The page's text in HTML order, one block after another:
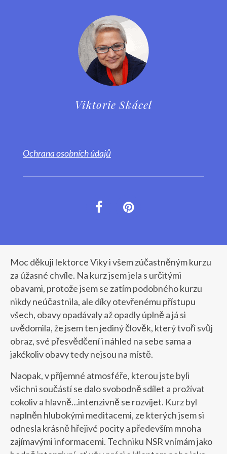
Viktorie Skácel
Ochrana osobních údajů
Moc děkuji lektorce Viky i všem zúčastněným kurzu
za úžasné chvíle. Na kurz jsem jela s určitými
obavami, protože jsem se zatím podobného kurzu
nikdy neúčastnila, ale díky otevřenému přístupu
všech, obavy opadávaly až opadly úplně a já si
uvědomila, že jsem ten jediný člověk, který tvoří svůj
obraz, své přesvědčení i náhled na sebe sama a
jakékoliv obavy tedy nejsou na místě.
Naopak, v příjemné atmosféře, kterou jste byli
všichni součástí se dalo svobodně sdílet a prožívat
cokoliv a hlavně…intenzivně se rozvíjet. Kurz byl
naplněn hlubokými meditacemi, ze kterých jsem si
odnesla krásně hřejivé pocity a především mnoha
zajímavými informacemi. Techniku NSR vnímám jako